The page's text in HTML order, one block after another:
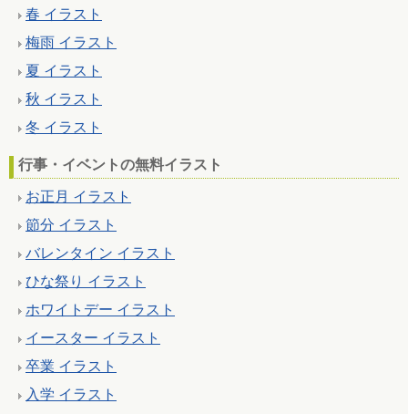
春 イラスト
梅雨 イラスト
夏 イラスト
秋 イラスト
冬 イラスト
行事・イベントの無料イラスト
お正月 イラスト
節分 イラスト
バレンタイン イラスト
ひな祭り イラスト
ホワイトデー イラスト
イースター イラスト
卒業 イラスト
入学 イラスト